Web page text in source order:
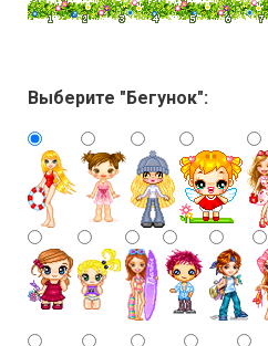
Выберите "Бегунок":